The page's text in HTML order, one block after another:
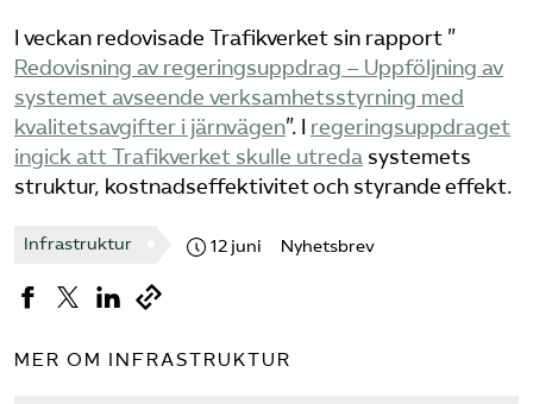
Logga in på Arbetsgivarguiden
Sök på tagforetagen.se
I veckan redovisade Trafikverket sin rapport ”
Redovisning av regeringsuppdrag – Uppföljning av
systemet avseende verksamhetsstyrning med
kvalitetsavgifter i järnvägen​”. I ​regeringsuppdraget
ingick att Trafikverket skulle utreda​ systemets
struktur, kostnadseffektivitet och styrande effekt.
Infrastruktur 12 juni Nyhetsbrev
MER OM INFRASTRUKTUR